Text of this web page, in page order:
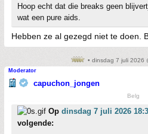
Hoop echt dat die breaks geen
wat een pure aids.
Hebben ze al gezegd niet te doen.
• dinsdag 7 juli 2026
Moderator
capuchon_jongen
Belg
Op dinsdag 7 juli 2026
volgende: